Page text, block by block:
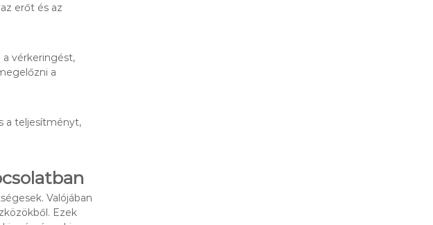
erőt és az
vérkeringést,
a
a teljesítményt,
Valójában
Ezek